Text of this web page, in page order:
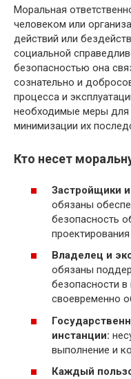
Моральная
человеком или
действий или
социальной
безопасностью она
сознательно и
процесса и
необходимые меры
минимизации их
Кто несет
Застройщики
обязаны
безопасность
Владелец и
обязаны
безопасности
своевременно
инстанции:
выполнение и
Каждый